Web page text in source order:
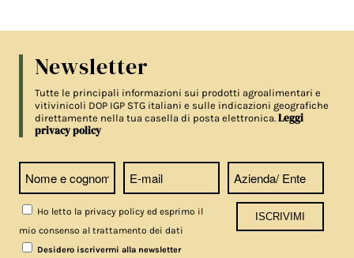
Newsletter
Tutte le principali informazioni sui prodotti agroalimentari e
vitivinicoli DOP IGP STG italiani e sulle indicazioni geografiche
direttamente nella tua casella di posta elettronica.Leggi
privacy policy
Ho letto la privacy policy ed esprimo il
mio consenso al trattamento dei dati
Desidero iscrivermi alla newsletter